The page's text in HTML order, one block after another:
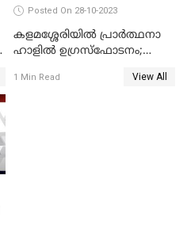
Posted On 28-10-2023
കളമശ്ശേരിയിൽ പ്രാർത്ഥനാ
ഹാളിൽ ഉഗ്രസ്‌ഫോടനം;
പേരുടെ നില ഗുരുതരം
1 Min Read View All